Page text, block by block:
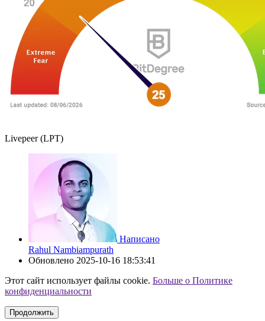
Livepeer (LPT)
Написано
Rahul Nambiampurath
Обновлено 2025-10-16 18:53:41
Этот сайт использует файлы cookie. Больше о Политике
конфиденциальности
Продолжить